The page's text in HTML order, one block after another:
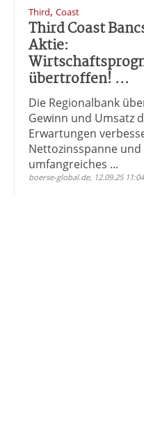
Third, Coast
Third Coast
Aktie:
übertroffen! ...
Die Regionalbank
Gewinn und Umsatz
Erwartungen
Nettozinsspanne
umfangreiches ...
boerse-global.de, 12.09.25